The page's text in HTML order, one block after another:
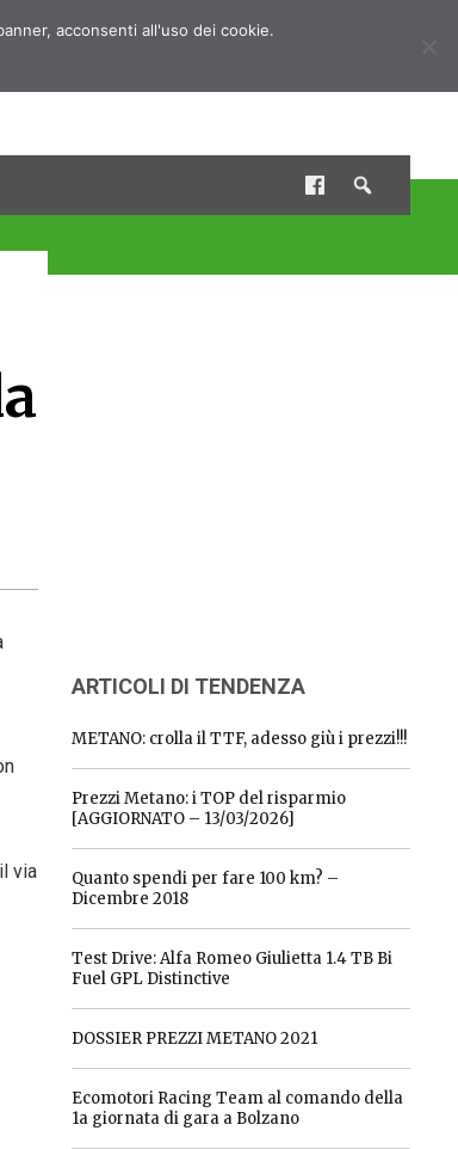
via
ARTICOLI DI TENDENZA
METANO: crolla il TTF, adesso giù i prezzi!!!
Prezzi Metano: i TOP del risparmio
[AGGIORNATO – 13/03/2026]
Quanto spendi per fare 100 km? –
Dicembre 2018
Test Drive: Alfa Romeo Giulietta 1.4 TB Bi
Fuel GPL Distinctive
DOSSIER PREZZI METANO 2021
Ecomotori Racing Team al comando della
1a giornata di gara a Bolzano
acconsenti all'uso dei cookie.